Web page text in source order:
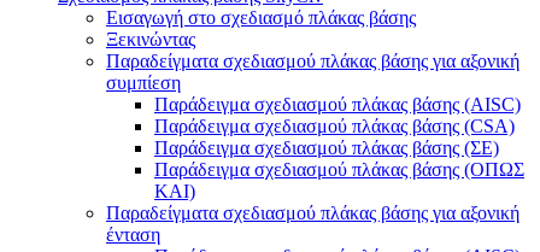
Εισαγωγή στο σχεδιασμό πλάκας βάσης
Ξεκινώντας
Παραδείγματα σχεδιασμού πλάκας βάσης για αξονική
συμπίεση
Παράδειγμα σχεδιασμού πλάκας βάσης (AISC)
Παράδειγμα σχεδιασμού πλάκας βάσης (CSA)
Παράδειγμα σχεδιασμού πλάκας βάσης (ΣΕ)
Παράδειγμα σχεδιασμού πλάκας βάσης (ΟΠΩΣ
ΚΑΙ)
Παραδείγματα σχεδιασμού πλάκας βάσης για αξονική
ένταση